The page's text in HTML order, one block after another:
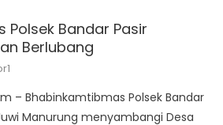
Bandar Pasir
Berlubang
– Bhabinkamtibmas Polsek Bandar
Manurung menyambangi Desa